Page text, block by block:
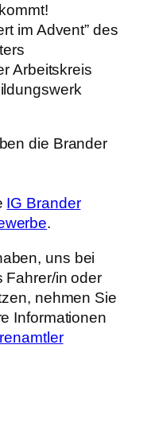
im Advent” des
Arbeitskreis
die Brander
IG Brander
.
uns bei
Fahrer/in oder
nehmen Sie
Informationen